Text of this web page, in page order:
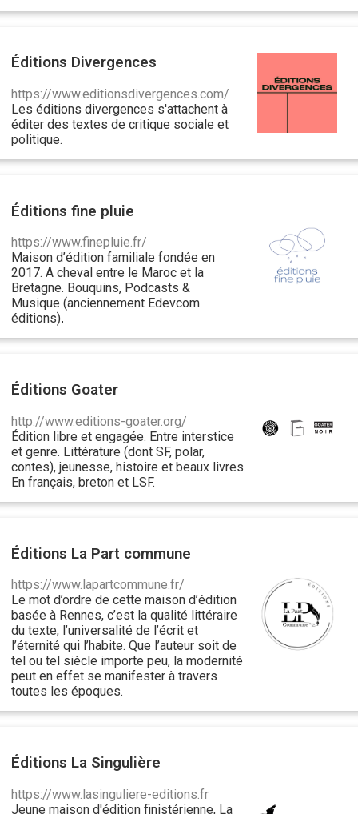
Éditions Divergences
https://www.editionsdivergences.com/
Les éditions divergences s'attachent à
éditer des textes de critique sociale et
politique.
Éditions fine pluie
https://www.finepluie.fr/
Maison d’édition familiale fondée en
2017. A cheval entre le Maroc et la
Bretagne. Bouquins, Podcasts &
Musique (anciennement Edevcom
éditions).
Éditions Goater
http://www.editions-goater.org/
Édition libre et engagée. Entre interstice
et genre. Littérature (dont SF, polar,
contes), jeunesse, histoire et beaux livres.
En français, breton et LSF.
Éditions La Part commune
https://www.lapartcommune.fr/
Le mot d’ordre de cette maison d’édition
basée à Rennes, c’est la qualité littéraire
du texte, l’universalité de l’écrit et
l’éternité qui l’habite. Que l’auteur soit de
tel ou tel siècle importe peu, la modernité
peut en effet se manifester à travers
toutes les époques.
Éditions La Singulière
https://www.lasinguliere-editions.fr
Jeune maison d'édition finistérienne, La